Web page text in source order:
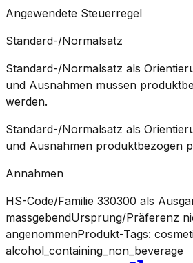
Angewendete Steuerregel
Standard-/Normalsatz
Standard-/Normalsatz als
und Ausnahmen müssen
werden.
Standard-/Normalsatz als
und Ausnahmen produktbezogen
Annahmen
HS-Code/Familie 330300 als
massgebendUrsprung/Präferenz
angenommenProdukt-Tags:
alcohol_containing_non_beverage